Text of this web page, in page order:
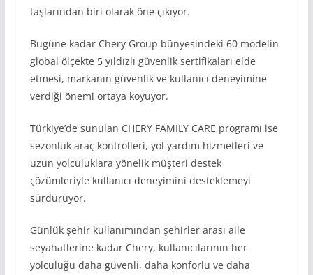
taşlarından biri olarak öne çıkıyor.
Bugüne kadar Chery Group bünyesindeki 60 modelin
global ölçekte 5 yıldızlı güvenlik sertifikaları elde
etmesi, markanın güvenlik ve kullanıcı deneyimine
verdiği önemi ortaya koyuyor.
Türkiye’de sunulan CHERY FAMILY CARE programı ise
sezonluk araç kontrolleri, yol yardım hizmetleri ve
uzun yolculuklara yönelik müşteri destek
çözümleriyle kullanıcı deneyimini desteklemeyi
sürdürüyor.
Günlük şehir kullanımından şehirler arası aile
seyahatlerine kadar Chery, kullanıcılarının her
yolculuğu daha güvenli, daha konforlu ve daha